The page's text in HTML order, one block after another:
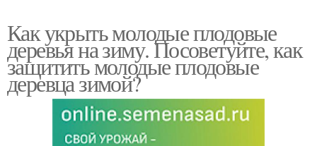
Как укрыть молодые плодовые
деревья на зиму. Посоветуйте, как
защитить молодые плодовые
деревца зимой?